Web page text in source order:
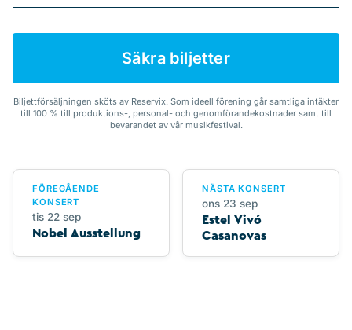
Säkra biljetter
Biljettförsäljningen sköts av Reservix. Som ideell förening går samtliga intäkter
till 100 % till produktions-, personal- och genomförandekostnader samt till
bevarandet av vår musikfestival.
FÖREGÅENDE
KONSERT
tis 22 sep
Nobel Ausstellung
NÄSTA KONSERT
ons 23 sep
Estel Vivó
Casanovas